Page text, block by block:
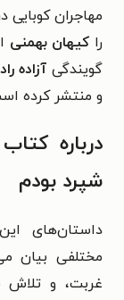
مهاجران کوبایی
را کیهان بهمنی
گویندگیآزاده
و منتشر کرده
درباره
شپرد بودم
داستان‌های
مختلفی بیان
غربت، و تلاش